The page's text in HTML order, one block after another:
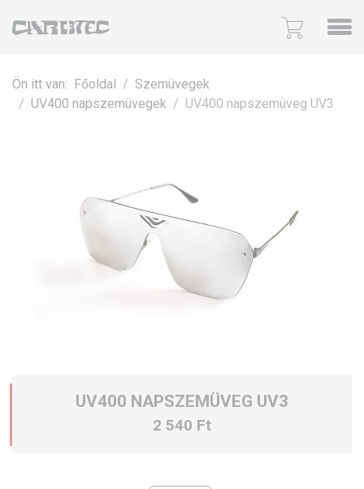
Ön itt van: Főoldal
Szemüvegek
UV400 napszemüvegek
UV400 napszemüveg UV3
UV400 NAPSZEMÜVEG UV3
2 540 Ft